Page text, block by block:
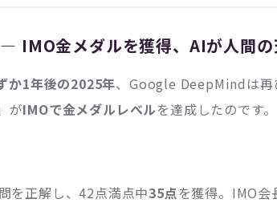
金メダルを獲得、AIが人間の
か1年後の2025年、Google DeepMindは再
がIMOで金メダルレベルを達成したのです。
を正解し、42点満点中35点 を獲得。IMO会